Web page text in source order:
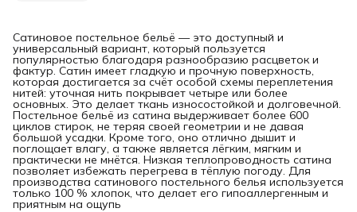
Сатиновое постельное бельё — это доступный и
универсальный вариант, который пользуется
популярностью благодаря разнообразию расцветок и
фактур. Сатин имеет гладкую и прочную поверхность,
которая достигается за счёт особой схемы переплетения
нитей: уточная нить покрывает четыре или более
основных. Это делает ткань износостойкой и долговечной.
Постельное бельё из сатина выдерживает более 600
циклов стирок, не теряя своей геометрии и не давая
большой усадки. Кроме того, оно отлично дышит и
поглощает влагу, а также является лёгким, мягким и
практически не мнётся. Низкая теплопроводность сатина
позволяет избежать перегрева в тёплую погоду. Для
производства сатинового постельного белья используется
только 100 % хлопок, что делает его гипоаллергенным и
приятным на ощупь